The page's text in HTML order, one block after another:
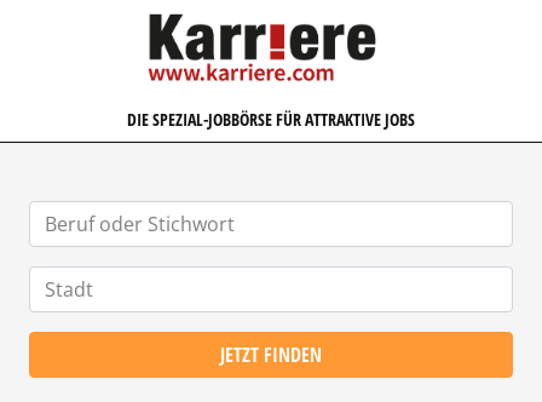
KARRIERE.COM
DIE SPEZIAL-JOBBÖRSE FÜR ATTRAKTIVE JOBS
JETZT FINDEN